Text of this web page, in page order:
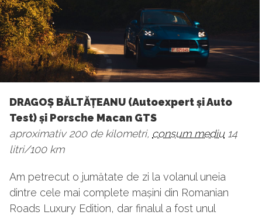
DRAGOȘ BĂLTĂȚEANU (Autoexpert și Auto
Test) și Porsche Macan GTS
aproximativ 200 de kilometri, consum mediu14
litri/100 km
Am petrecut o jumătate de zi la volanul uneia
dintre cele mai complete mașini din Romanian
Roads Luxury Edition, dar finalul a fost unul